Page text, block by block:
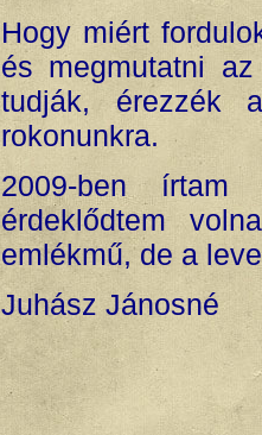
Hogy miért
és megmutatni
tudják, érezzék
rokonunkra.
2009-ben írtam
érdeklődtem
emlékmű, de a
Juhász Jánosné